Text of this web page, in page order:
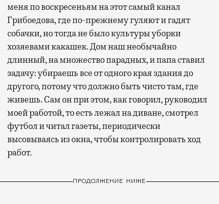
меня по воскресеньям на этот самый канал
Грибоедова, где по-прежнему гуляют и гадят
собачки, но тогда не было культуры уборки
хозяевами какашек. Дом наш необычайно
длинный, на множество парадных, и папа ставил
задачу: убираешь все от одного края здания до
другого, потому что должно быть чисто там, где
живешь. Сам он при этом, как говорил, руководил
моей работой, то есть лежал на диване, смотрел
футбол и читал газеты, периодически
высовываясь из окна, чтобы контролировать ход
работ.
ПРОДОЛЖЕНИЕ НИЖЕ